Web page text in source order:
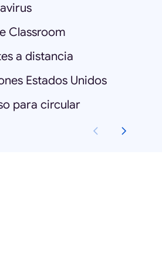
Classroom
a distancia
Estados Unidos
para circular